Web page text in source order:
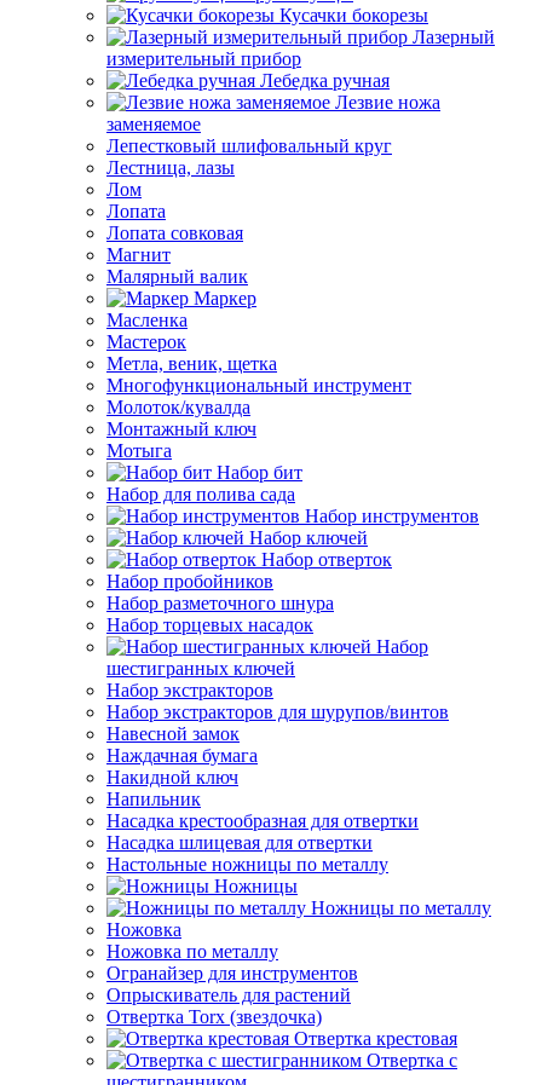
Кусачки бокорезы
Лазерный
измерительный прибор
Лебедка ручная
Лезвие ножа
заменяемое
Лепестковый шлифовальный круг
Лестница, лазы
Лом
Лопата
Лопата совковая
Магнит
Малярный валик
Маркер
Масленка
Мастерок
Метла, веник, щетка
Многофункциональный инструмент
Молоток/кувалда
Монтажный ключ
Мотыга
Набор бит
Набор для полива сада
Набор инструментов
Набор ключей
Набор отверток
Набор пробойников
Набор разметочного шнура
Набор торцевых насадок
Набор
шестигранных ключей
Набор экстракторов
Набор экстракторов для шурупов/винтов
Навесной замок
Наждачная бумага
Накидной ключ
Напильник
Насадка крестообразная для отвертки
Насадка шлицевая для отвертки
Настольные ножницы по металлу
Ножницы
Ножницы по металлу
Ножовка
Ножовка по металлу
Огранайзер для инструментов
Опрыскиватель для растений
Отвертка Torx (звездочка)
Отвертка крестовая
Отвертка с